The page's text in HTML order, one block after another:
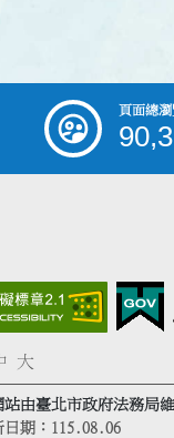
頁面總
大
站由臺北市政府法務局
日期： 115.08.06